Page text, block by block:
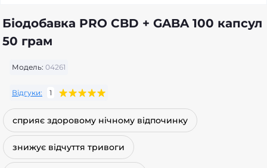
Біодобавка PRO CBD + GABA 100 капсул
50 грам
Модель: 04261
Відгуки: 1
сприяє здоровому нічному відпочинку
знижує відчуття тривоги